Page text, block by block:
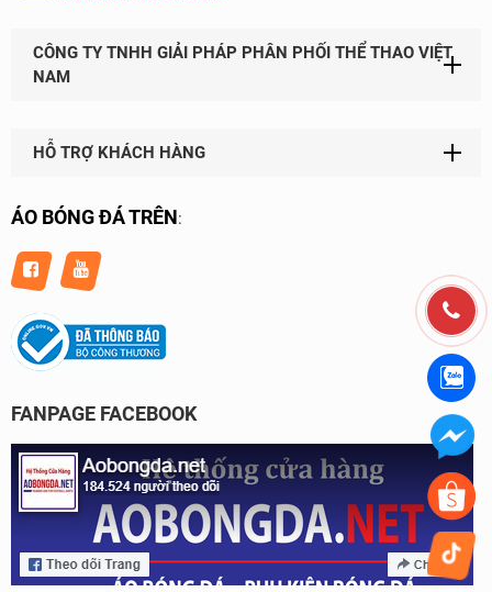
CÔNG TY TNHH GIẢI PHÁP PHÂN PHỐI THỂ THAO VIỆT
NAM
HỖ TRỢ KHÁCH HÀNG
ÁO BÓNG ĐÁ TRÊN:
FANPAGE FACEBOOK